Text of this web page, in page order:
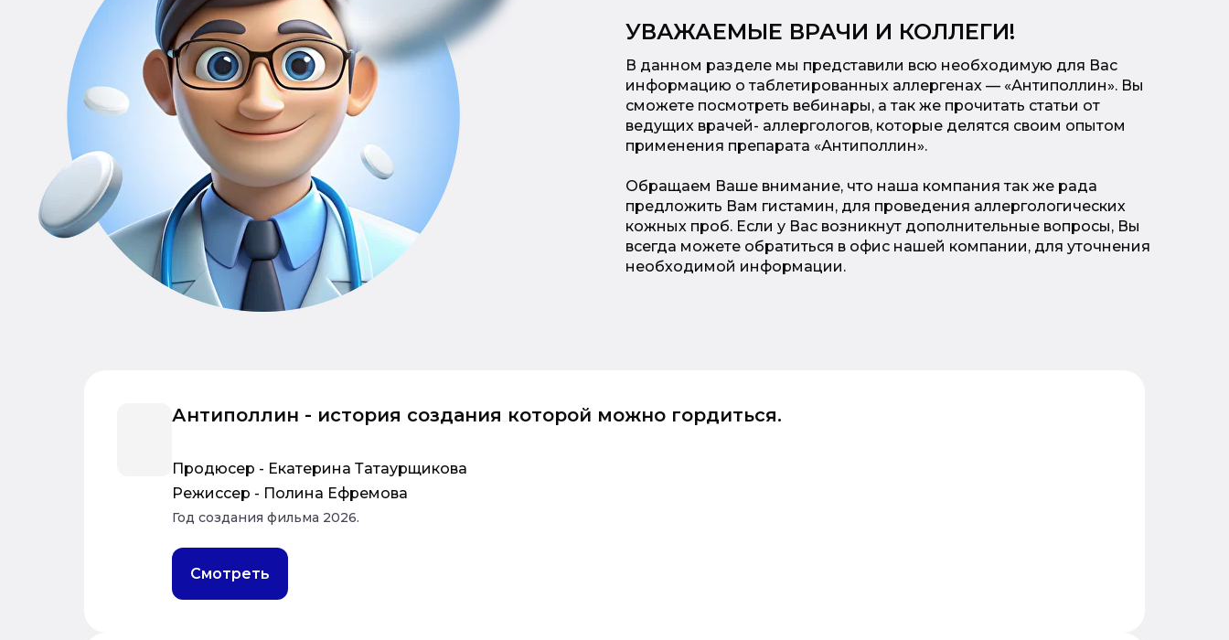
УВАЖАЕМЫЕ ВРАЧИ И КОЛЛЕГИ!
В данном разделе мы представили всю необходимую для Вас
информацию о таблетированных аллергенах — «Антиполлин». Вы
сможете посмотреть вебинары, а так же прочитать статьи от
ведущих врачей- аллергологов, которые делятся своим опытом
применения препарата «Антиполлин».
Обращаем Ваше внимание, что наша компания так же рада
предложить Вам гистамин, для проведения аллергологических
кожных проб. Если у Вас возникнут дополнительные вопросы, Вы
всегда можете обратиться в офис нашей компании, для уточнения
необходимой информации.
Антиполлин - история создания которой можно гордиться.
Продюсер - Екатерина Татаурщикова
Режиссер - Полина Ефремова
Год создания фильма 2026.
Смотреть